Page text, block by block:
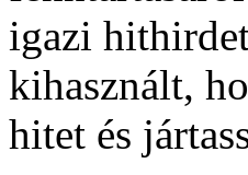
igazi
kihasznált,
hitet és